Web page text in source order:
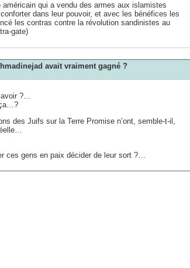
américain qui a vendu des armes aux islamistes
dans leur pouvoir, et avec les bénéfices les
les contras contre la révolution sandinistes au
gate)
avait vraiment gagné ?
?…
des Juifs sur la Terre Promise n’ont, semble-t-il,
ces gens en paix décider de leur sort ?…